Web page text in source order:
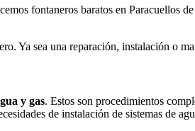
fontaneros baratos en Paracuellos
Ya sea una reparación, instalación o
y gas. Estos son procedimientos
de instalación de sistemas de